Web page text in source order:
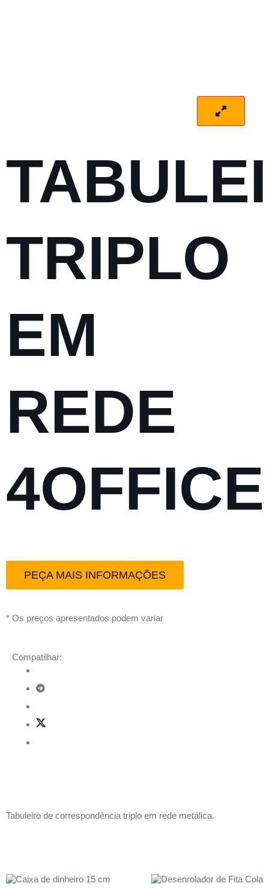
TRIPLO
EM
REDE
4OFFICE
PEÇA MAIS INFORMAÇÕES
* Os preços apresentados podem variar
Compatilhar:
Tabuleiro de correspondência triplo em rede metálica.